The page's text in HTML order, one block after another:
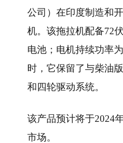
公司）在印度制造和
机。该拖拉机配备72
电池；电机持续功率
时，它保留了与柴油
和四轮驱动系统。
该产品预计将于2024
市场。